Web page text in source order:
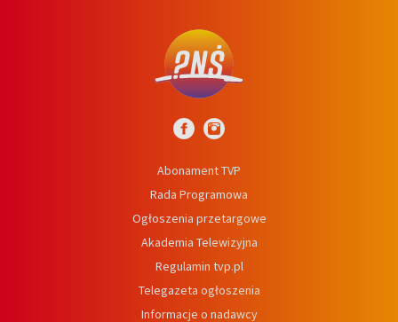
Abonament TVP
Rada Programowa
Ogłoszenia przetargowe
Akademia Telewizyjna
Regulamin tvp.pl
Telegazeta ogłoszenia
Informacje o nadawcy